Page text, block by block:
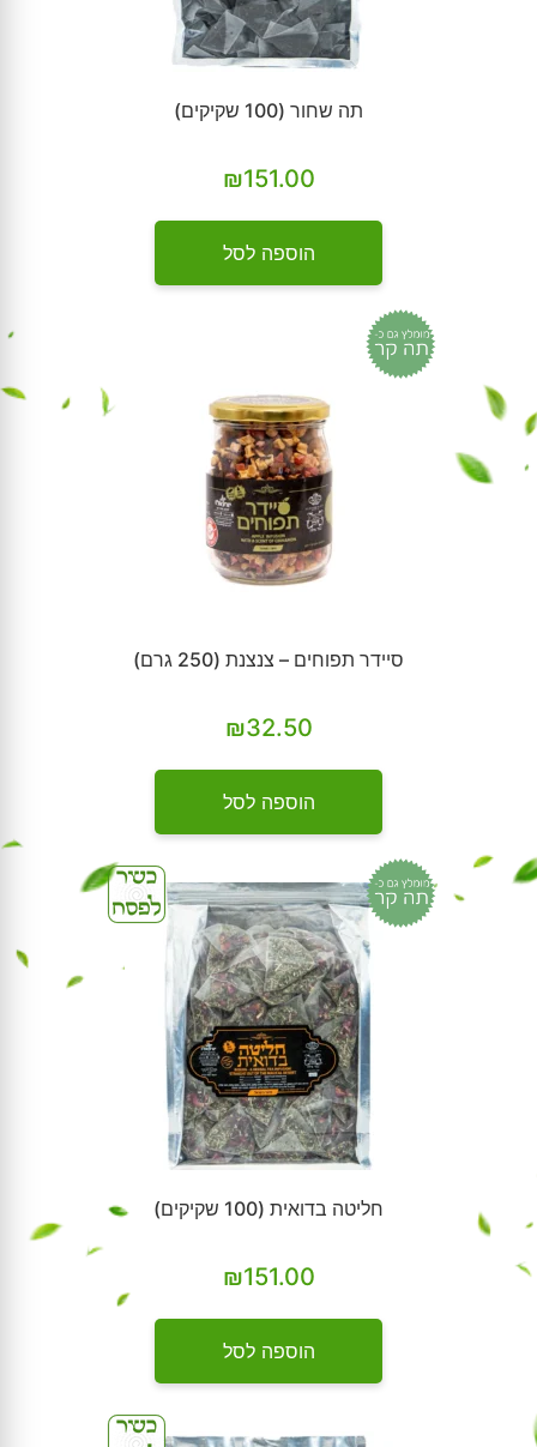
תה שחור (100 שקיקים)
₪151.00
הוספה לסל
סיידר תפוחים – צנצנת (250 גרם)
₪32.50
הוספה לסל
חליטה בדואית (100 שקיקים)
₪151.00
הוספה לסל